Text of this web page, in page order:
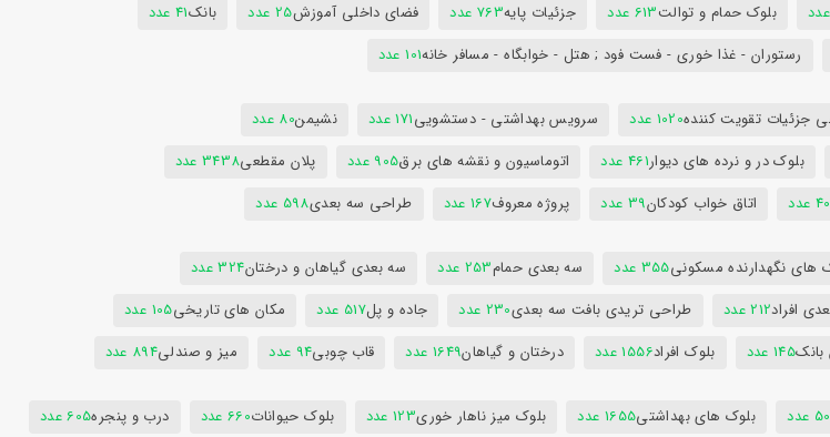
بلوک حمام و توالت613 عدد جزئیات پایه763 عدد فضای داخلی آموزش25 عدد بانک41 عدد
رستوران - غذا خوری - فست فود ; هتل - خوابگاه - مسافر خانه101 عدد
جزئیات تقویت کننده1020 عدد سرویس بهداشتی - دستشویی171 عدد نشیمن80 عدد
بلوک در و نرده های دیوار461 عدد اتوماسیون و نقشه های برق905 عدد پلان مقطعی3438 عدد
اتاق خواب کودکان39 عدد پروژه معروف167 عدد طراحی سه بعدی598 عدد
های نگهدارنده مسکونی355 عدد سه بعدی حمام253 عدد سه بعدی گیاهان و درختان324 عدد
افراد212 عدد طراحی تریدی بافت سه بعدی230 عدد جاده و پل517 عدد مکان های تاریخی105 عدد
145 عدد بلوک افراد1556 عدد درختان و گیاهان1649 عدد قاب چوبی94 عدد میز و صندلی894 عدد
عدد بلوک های بهداشتی1655 عدد بلوک میز ناهار خوری123 عدد بلوک حیوانات660 عدد درب و پنجره605 عدد